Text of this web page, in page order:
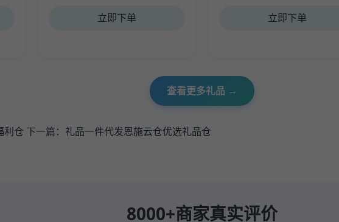
立即下单
立即下单
查看更多礼品 →
利仓 下一篇： 礼品一件代发恩施云仓优选礼品仓
8000+商家真实评价